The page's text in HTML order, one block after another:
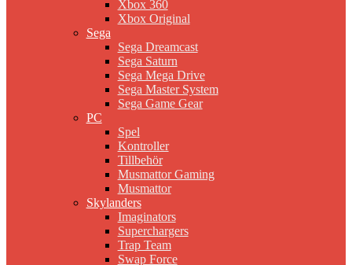
Xbox 360
Xbox Original
Sega
Sega Dreamcast
Sega Saturn
Sega Mega Drive
Sega Master System
Sega Game Gear
PC
Spel
Kontroller
Tillbehör
Musmattor Gaming
Musmattor
Skylanders
Imaginators
Superchargers
Trap Team
Swap Force